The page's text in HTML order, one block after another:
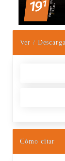
Ver /
Cómo citar